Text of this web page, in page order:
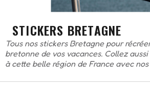
STICKERS BRETAGNE
Tous nos stickers Bretagne pour
bretonne de vos vacances. Collez
à cette belle région de France avec